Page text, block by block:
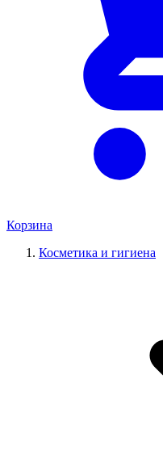
Корзина
Косметика и гигиена